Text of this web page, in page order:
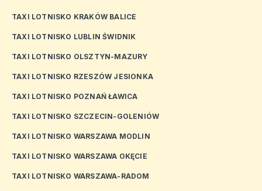
TAXI LOTNISKO KRAKÓW BALICE
TAXI LOTNISKO LUBLIN ŚWIDNIK
TAXI LOTNISKO OLSZTYN-MAZURY
TAXI LOTNISKO RZESZÓW JESIONKA
TAXI LOTNISKO POZNAŃ ŁAWICA
TAXI LOTNISKO SZCZECIN-GOLENIÓW
TAXI LOTNISKO WARSZAWA MODLIN
TAXI LOTNISKO WARSZAWA OKĘCIE
TAXI LOTNISKO WARSZAWA-RADOM